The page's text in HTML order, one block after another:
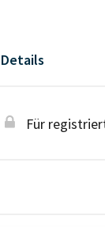
Details
Für